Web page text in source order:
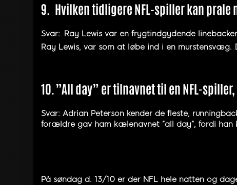
9. Hvilken tidligere NFL-spiller kan
Svar: Ray Lewis var en frygtindgydende
Ray Lewis, var som at løbe ind i en murstensvæg.
10. ”All day” er tilnavnet til en NFL-
Svar: Adrian Peterson kender de fleste,
forældre gav ham kælenavnet ”all day”, fordi han
På søndag d. 13/10 er der NFL hele natten og